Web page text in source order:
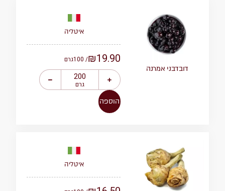
דובדבני אמרנה
איטליה
₪19.90
/ 100 גרם
גרם
הוספה
איטליה